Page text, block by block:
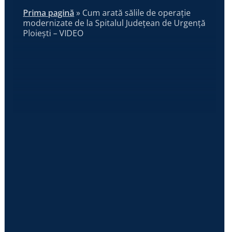
Prima pagină » Cum arată sălile de operație
modernizate de la Spitalul Județean de Urgență
Ploiești – VIDEO